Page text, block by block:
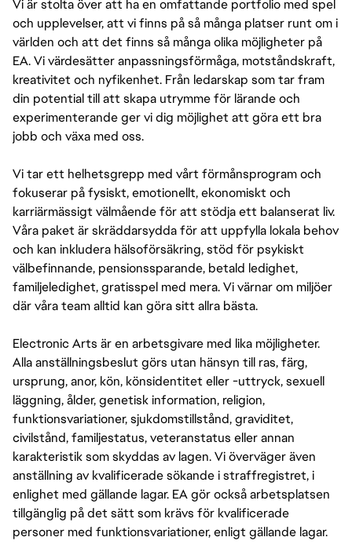
Vi är stolta över att ha en omfattande portfolio med spel
och upplevelser, att vi finns på så många platser runt om i
världen och att det finns så många olika möjligheter på
EA. Vi värdesätter anpassningsförmåga, motståndskraft,
kreativitet och nyfikenhet. Från ledarskap som tar fram
din potential till att skapa utrymme för lärande och
experimenterande ger vi dig möjlighet att göra ett bra
jobb och växa med oss.
Vi tar ett helhetsgrepp med vårt förmånsprogram och
fokuserar på fysiskt, emotionellt, ekonomiskt och
karriärmässigt välmående för att stödja ett balanserat liv.
Våra paket är skräddarsydda för att uppfylla lokala behov
och kan inkludera hälsoförsäkring, stöd för psykiskt
välbefinnande, pensionssparande, betald ledighet,
familjeledighet, gratisspel med mera. Vi värnar om miljöer
där våra team alltid kan göra sitt allra bästa.
Electronic Arts är en arbetsgivare med lika möjligheter.
Alla anställningsbeslut görs utan hänsyn till ras, färg,
ursprung, anor, kön, könsidentitet eller -uttryck, sexuell
läggning, ålder, genetisk information, religion,
funktionsvariationer, sjukdomstillstånd, graviditet,
civilstånd, familjestatus, veteranstatus eller annan
karakteristik som skyddas av lagen. Vi överväger även
anställning av kvalificerade sökande i straffregistret, i
enlighet med gällande lagar. EA gör också arbetsplatsen
tillgänglig på det sätt som krävs för kvalificerade
personer med funktionsvariationer, enligt gällande lagar.